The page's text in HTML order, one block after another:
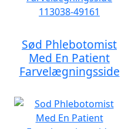
Sød Phlebotomist
Med En Patient
Farvelægningsside